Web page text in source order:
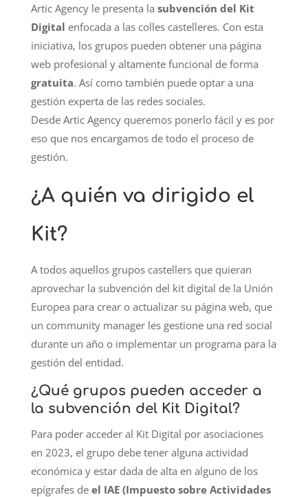
Artic Agency le presenta la subvención del Kit
Digital enfocada a las colles castelleres. Con esta
iniciativa, los grupos pueden obtener una página
web profesional y altamente funcional de forma
gratuita. Así como también puede optar a una
gestión experta de las redes sociales.
Desde Artic Agency queremos ponerlo fácil y es por
eso que nos encargamos de todo el proceso de
gestión.
¿A quién va dirigido el
Kit?
A todos aquellos grupos castellers que quieran
aprovechar la subvención del kit digital de la Unión
Europea para crear o actualizar su página web, que
un community manager les gestione una red social
durante un año o implementar un programa para la
gestión del entidad.
¿Qué grupos pueden acceder a
la subvención del Kit Digital?
Para poder acceder al Kit Digital por asociaciones
en 2023, el grupo debe tener alguna actividad
económica y estar dada de alta en alguno de los
epígrafes de el IAE (Impuesto sobre Actividades